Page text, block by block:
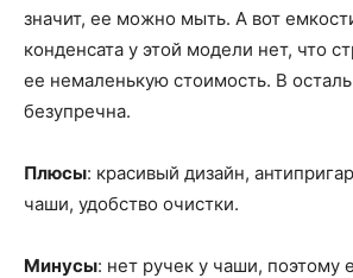
значит, ее можно мыть. А вот
конденсата у этой модели нет, что
ее немаленькую стоимость. В
безупречна.
Плюсы: красивый дизайн,
чаши, удобство очистки.
Минусы: нет ручек у чаши, поэтому